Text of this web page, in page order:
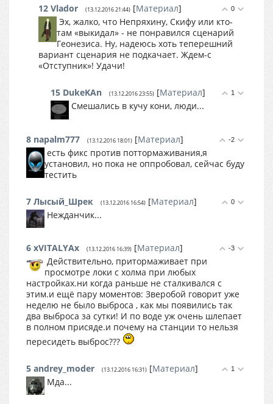
0
12 Vlador (13.12.2016 21:44) [Материал]
Эх, жалко, что Непряхину, Скифу или кто-
там «выкидал» - не понравился сценарий
Геонезиса. Ну, надеюсь хоть теперешний
вариант сценария не подкачает. Ждем-с
«Отступник»! Удачи!
1
15 DukeKAn (13.12.2016 23:55) [Материал]
Смешались в кучу кони, люди...
-2
8 napalm777 (13.12.2016 18:01) [Материал]
есть фикс против поттормаживания,я
установил, но пока не оппробовал, сейчас буду
тестить
0
7 Лысый_Шрек (13.12.2016 16:54) [Материал]
Нежданчик...
-3
6 xVITALYAx (13.12.2016 16:39) [Материал]
Действительно, притормаживает при
просмотре локи с холма при любых
настройках.ни когда раньше не сталкивался с
этим.и ещё пару моментов: Зверобой говорит уже
неделю не было выброса , как мы появились так
два выброса за сутки! И по воде уж очень шлепает
в полном присяде.и почему на станции то нельзя
пересидеть выброс???
1
5 andrey_moder (13.12.2016 16:31) [Материал]
Мда...